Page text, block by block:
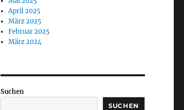
April 2025
März 2025
Februar 2025
März 2024
Suchen
SUCHEN